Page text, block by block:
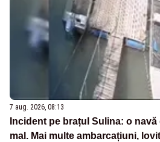
7 aug. 2026, 08:13
Incident pe brațul Sulina: o navă
mal. Mai multe ambarcațiuni,